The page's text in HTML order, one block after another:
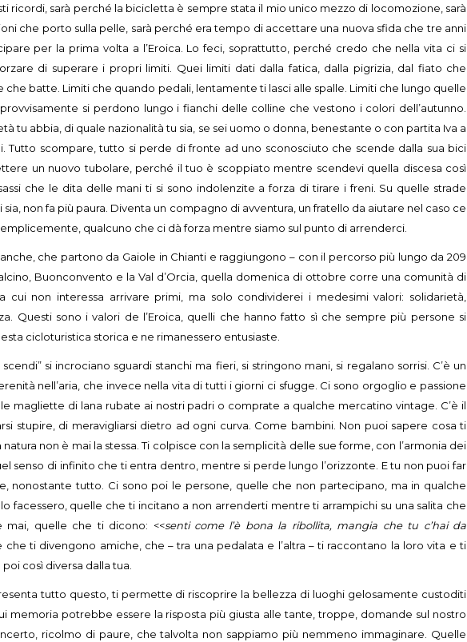
ricordi, sarà perché la bicicletta è sempre stata il mio unico mezzo di locomozione, sarà
che porto sulla pelle, sarà perché era tempo di accettare una nuova sfida che tre anni
per la prima volta a l’Eroica. Lo feci, soprattutto, perché credo che nella vita ci si
di superare i propri limiti. Quei limiti dati dalla fatica, dalla pigrizia, dal fiato che
che batte. Limiti che quando pedali, lentamente ti lasci alle spalle. Limiti che lungo quelle
si perdono lungo i fianchi delle colline che vestono i colori dell’autunno.
tu abbia, di quale nazionalità tu sia, se sei uomo o donna, benestante o con partita Iva a
Tutto scompare, tutto si perde di fronte ad uno sconosciuto che scende dalla sua bici
un nuovo tubolare, perché il tuo è scoppiato mentre scendevi quella discesa così
che le dita delle mani ti si sono indolenzite a forza di tirare i freni. Su quelle strade
sia, non fa più paura. Diventa un compagno di avventura, un fratello da aiutare nel caso ce
qualcuno che ci dà forza mentre siamo sul punto di arrenderci.
che partono da Gaiole in Chianti e raggiungono – con il percorso più lungo da 209
Buonconvento e la Val d’Orcia, quella domenica di ottobre corre una comunità di
cui non interessa arrivare primi, ma solo condividerei i medesimi valori: solidarietà,
Questi sono i valori de l’Eroica, quelli che hanno fatto sì che sempre più persone si
cicloturistica storica e ne rimanessero entusiaste.
si incrociano sguardi stanchi ma fieri, si stringono mani, si regalano sorrisi. C’è un
nell’aria, che invece nella vita di tutti i giorni ci sfugge. Ci sono orgoglio e passione
magliette di lana rubate ai nostri padri o comprate a qualche mercatino vintage. C’è il
stupire, di meravigliarsi dietro ad ogni curva. Come bambini. Non puoi sapere cosa ti
non è mai la stessa. Ti colpisce con la semplicità delle sue forme, con l’armonia dei
senso di infinito che ti entra dentro, mentre si perde lungo l’orizzonte. E tu non puoi far
nonostante tutto. Ci sono poi le persone, quelle che non partecipano, ma in qualche
facessero, quelle che ti incitano a non arrenderti mentre ti arrampichi su una salita che
mai, quelle che ti dicono: <<senti come l’è bona la ribollita, mangia che tu c’hai da
che ti divengono amiche, che – tra una pedalata e l’altra – ti raccontano la loro vita e ti
così diversa dalla tua.
tutto questo, ti permette di riscoprire la bellezza di luoghi gelosamente custoditi
memoria potrebbe essere la risposta più giusta alle tante, troppe, domande sul nostro
ricolmo di paure, che talvolta non sappiamo più nemmeno immaginare. Quelle